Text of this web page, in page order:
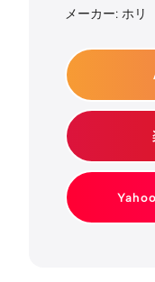
メーカー: ホリ